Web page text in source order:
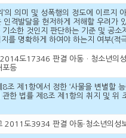
의 의미 및 성폭행의 정도에 이르지
인격발달을 현저하게 저해할 우려
소한 것인지 판단하는 기준 및 공
를 명확하게 하여야 하는지 여부(적
도17346 판결 아동ㆍ청소년의성
포등
제1항에서 정한 ‘사물을 변별할
한 법률 제8조 제1항의 취지 및 위
도3934 판결 아동·청소년의성